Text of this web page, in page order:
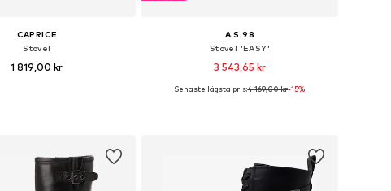
CAPRICE
Stövel
1 819,00 kr
A.S.98
Stövel 'EASY'
3 543,65 kr
Tillgänglig i många storlekar
Senaste lägsta pris:4 169,00 kr-15%